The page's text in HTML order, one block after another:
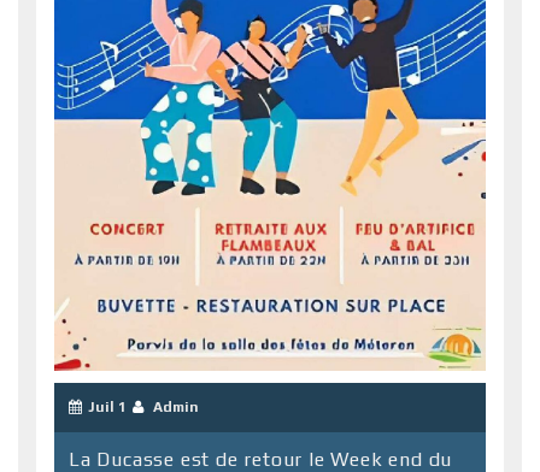
Juil 1 Admin
La Ducasse est de retour le Week end du